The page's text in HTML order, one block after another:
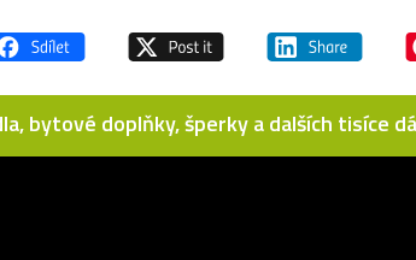
bytové doplňky, šperky a dalších tisíce